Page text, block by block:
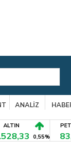
ANALİZ
ALTIN
0,55%